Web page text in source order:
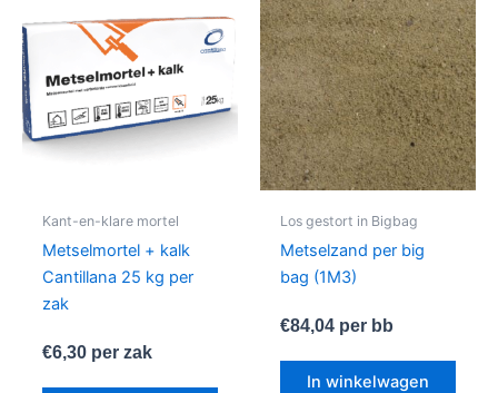
Kant-en-klare mortel
Metselmortel + kalk
Cantillana 25 kg per
zak
€6,30per zak
Los gestort in Bigbag
Metselzand per big
bag (1M3)
€84,04per bb
In winkelwagen